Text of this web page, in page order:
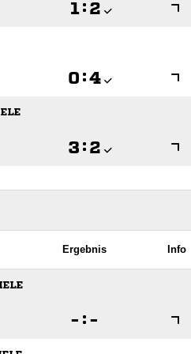
: 
 :
 : 
Ergebnis Info
 : 